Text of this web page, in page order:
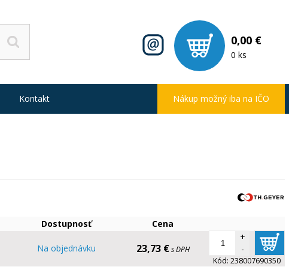
0,00 €
0 ks
Dostupnosť Cena
Na objednávku 23,73 € s DPH
+
-
Kód: 238007690350
Kontakt Nákup možný iba na IČO